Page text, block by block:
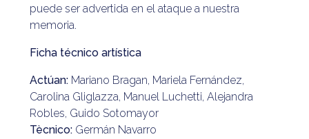
puede ser advertida en el ataque a nuestra
memoria.
Ficha técnico artística
Actúan: Mariano Bragan, Mariela Fernández,
Carolina Gliglazza, Manuel Luchetti, Alejandra
Robles, Guido Sotomayor
Tècnico: Germán Navarro